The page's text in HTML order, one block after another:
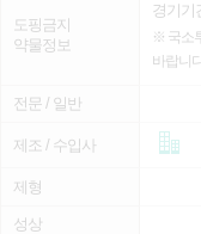
도핑금지
약물정보
경기기
※ 국소
바랍니
전문 / 일반
제조 / 수입사
제형
성상